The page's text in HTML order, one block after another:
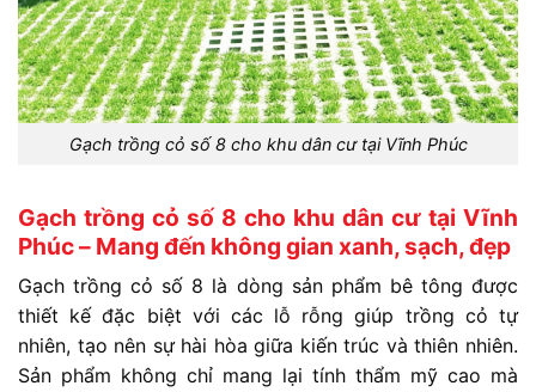
Gạch trồng cỏ số 8 cho khu dân cư tại Vĩnh Phúc
Gạch trồng cỏ số 8 cho khu dân cư tại Vĩnh
Phúc – Mang đến không gian xanh, sạch, đẹp
Gạch trồng cỏ số 8 là dòng sản phẩm bê tông được
thiết kế đặc biệt với các lỗ rỗng giúp trồng cỏ tự
nhiên, tạo nên sự hài hòa giữa kiến trúc và thiên nhiên.
Sản phẩm không chỉ mang lại tính thẩm mỹ cao mà